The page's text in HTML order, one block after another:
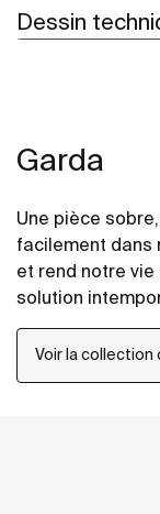
Dessin
Garda
Une pièce
facilement dans
et rend notre vie
solution
Voir la